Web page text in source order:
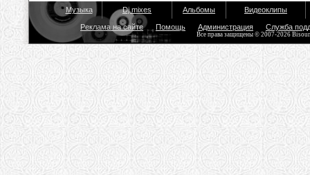
Музыка Dj mixes Альбомы Видеоклипы
Реклама на сайте Помощь Администрация Служба
Все права защищены © 2007-2026